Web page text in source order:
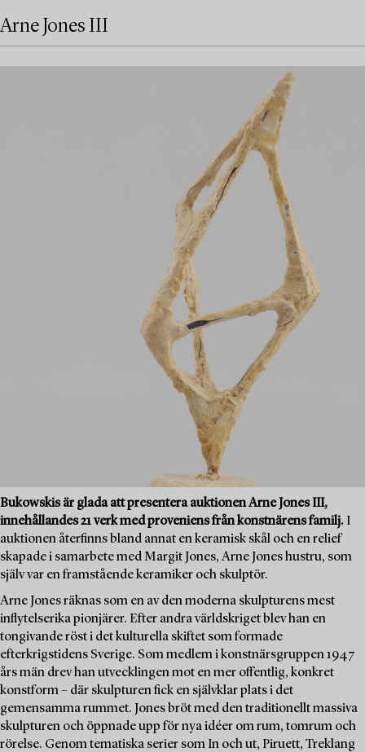
Arne Jones III
Bukowskis är glada att presentera auktionen Arne Jones III,
innehållandes 21 verk med proveniens från konstnärens familj. I
auktionen återfinns bland annat en keramisk skål och en relief
skapade i samarbete med Margit Jones, Arne Jones hustru, som
själv var en framstående keramiker och skulptör.
Arne Jones räknas som en av den moderna skulpturens mest
inflytelserika pionjärer. Efter andra världskriget blev han en
tongivande röst i det kulturella skiftet som formade
efterkrigstidens Sverige. Som medlem i konstnärsgruppen 1947
års män drev han utvecklingen mot en mer offentlig, konkret
konstform – där skulpturen fick en självklar plats i det
gemensamma rummet. Jones bröt med den traditionellt massiva
skulpturen och öppnade upp för nya idéer om rum, tomrum och
rörelse. Genom tematiska serier som In och ut, Piruett, Treklang